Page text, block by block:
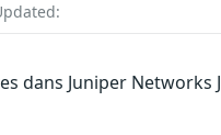
dans Juniper